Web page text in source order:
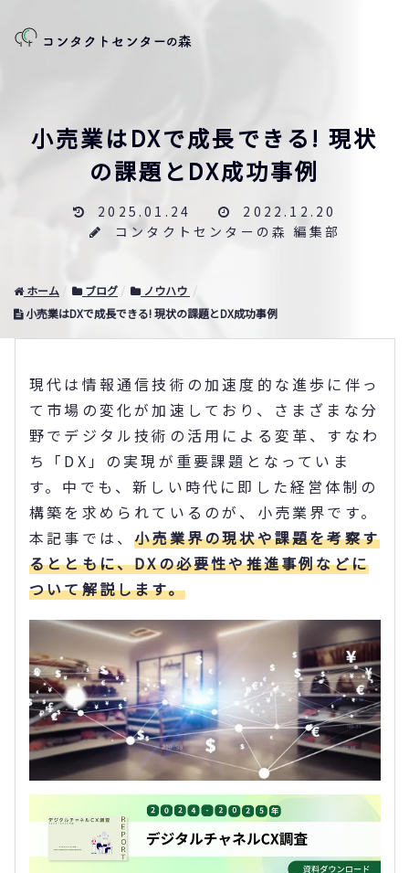
小売業はDXで成長できる! 現状
の課題とDX成功事例
2025.01.24
2022.12.20
コンタクトセンターの森 編集部
ホーム ブログ
ノウハウ
小売業はDXで成長できる! 現状の課題とDX成功事例
現代は情報通信技術の加速度的な進歩に伴っ
て市場の変化が加速しており、さまざまな分
野でデジタル技術の活用による変革、すなわ
ち「DX」の実現が重要課題となっていま
す。中でも、新しい時代に即した経営体制の
構築を求められているのが、小売業界です。
本記事では、小売業界の現状や課題を考察す
るとともに、DXの必要性や推進事例などに
ついて解説します。